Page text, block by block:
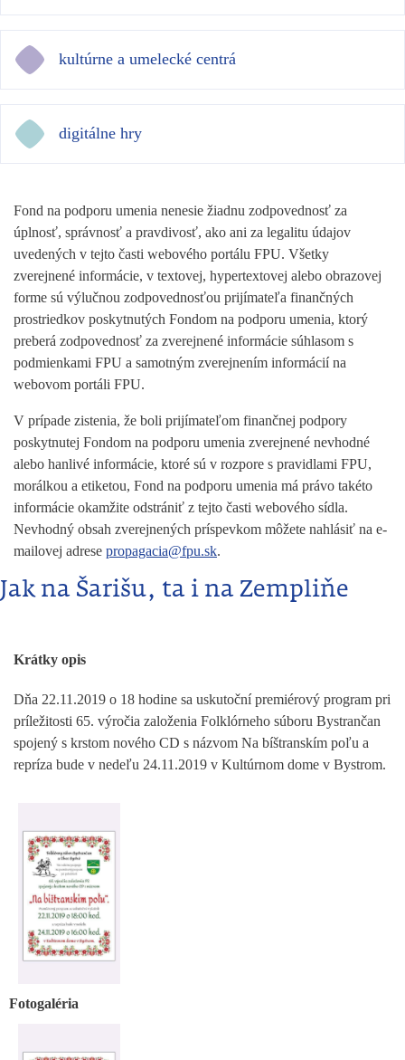
kultúrne a umelecké centrá
digitálne hry
Fond na podporu umenia nenesie žiadnu zodpovednosť za
úplnosť, správnosť a pravdivosť, ako ani za legalitu údajov
uvedených v tejto časti webového portálu FPU. Všetky
zverejnené informácie, v textovej, hypertextovej alebo obrazovej
forme sú výlučnou zodpovednosťou prijímateľa finančných
prostriedkov poskytnutých Fondom na podporu umenia, ktorý
preberá zodpovednosť za zverejnené informácie súhlasom s
podmienkami FPU a samotným zverejnením informácií na
webovom portáli FPU.
V prípade zistenia, že boli prijímateľom finančnej podpory
poskytnutej Fondom na podporu umenia zverejnené nevhodné
alebo hanlivé informácie, ktoré sú v rozpore s pravidlami FPU,
morálkou a etiketou, Fond na podporu umenia má právo takéto
informácie okamžite odstrániť z tejto časti webového sídla.
Nevhodný obsah zverejnených príspevkom môžete nahlásiť na e-
mailovej adrese propagacia@fpu.sk.
Jak na Šarišu, ta i na Zempliňe
Krátky opis
Dňa 22.11.2019 o 18 hodine sa uskutoční premiérový program pri
príležitosti 65. výročia založenia Folklórneho súboru Bystrančan
spojený s krstom nového CD s názvom Na bíštranskím poľu a
repríza bude v nedeľu 24.11.2019 v Kultúrnom dome v Bystrom.
Fotogaléria